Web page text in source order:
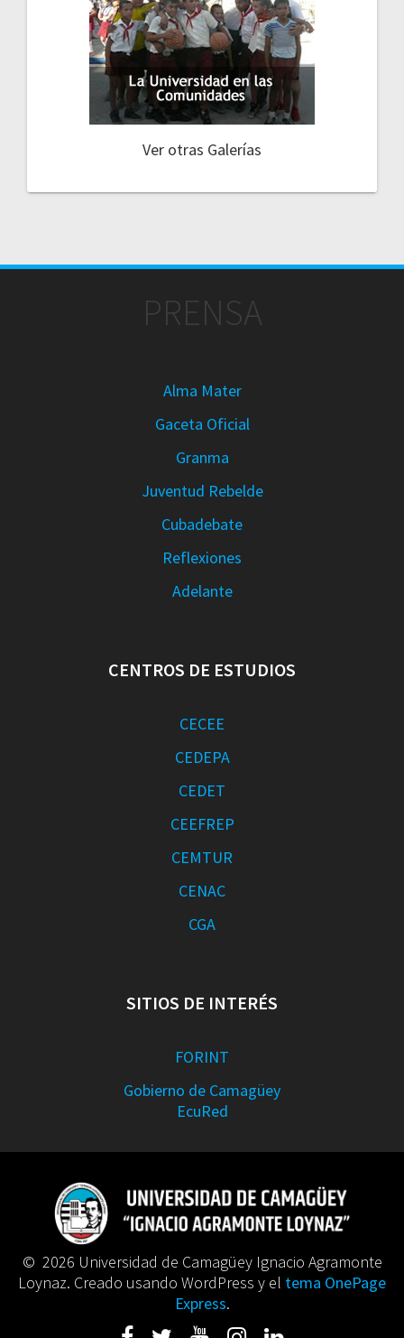
Ver otras Galerías
PRENSA
Alma Mater
Gaceta Oficial
Granma
Juventud Rebelde
Cubadebate
Reflexiones
Adelante
CENTROS DE ESTUDIOS
CECEE
CEDEPA
CEDET
CEEFREP
CEMTUR
CENAC
CGA
SITIOS DE INTERÉS
FORINT
Gobierno de Camagüey
EcuRed
© 2026 Universidad de Camagüey Ignacio Agramonte
Loynaz. Creado usando WordPress y el tema OnePage
Express.